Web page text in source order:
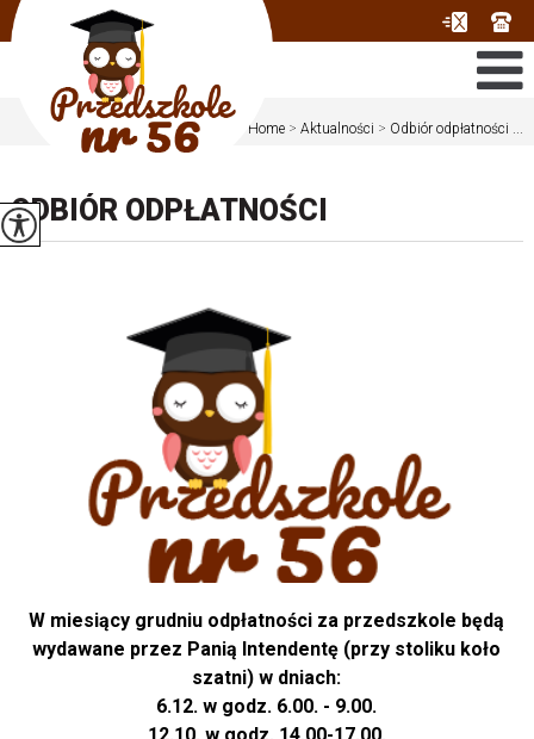
Jesteś tutaj: Home > Aktualności > Odbiór odpłatności ...
ODBIÓR ODPŁATNOŚCI
W miesiący grudniu odpłatności za przedszkole będą
wydawane przez Panią Intendentę (przy stoliku koło
szatni) w dniach:
6.12. w godz. 6.00. - 9.00.